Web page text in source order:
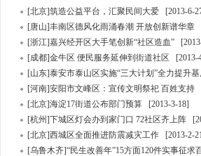
[北京]筑造公益平台，汇聚民间大爱 [2013-6-
[唐山]丰南区德风化雨涌春潮 开放创新谱华章
[浙江]嘉兴经开区大手笔创新“社区造血”
[成都]金牛区 便民服务延伸到街道社区 [2013-
[山东]泰安市泰山区实施“三大计划”全力提升
[河南]安阳市文峰区：宣传文明祭祀 百姓支持
[北京]海淀17街道公布部门预算 [2013-3-18]
[杭州]下城区灯会办到家门口 72社区齐上阵
[北京]西城区全面推进防震减灾工作 [2013-2-
[乌鲁木齐]“民生改善年”15方面120件实事征求